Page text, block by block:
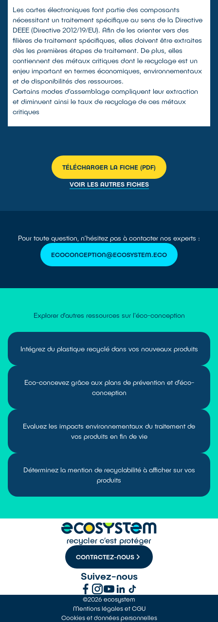
Les cartes électroniques font partie des composants
nécessitant un traitement spécifique au sens de la Directive
DEEE (Directive 2012/19/EU). Afin de les orienter vers des
filières de traitement spécifiques, elles doivent être extraites
dès les premières étapes de traitement. De plus, elles
contiennent des métaux critiques dont le recyclage est un
enjeu important en termes économiques, environnementaux
et de disponibilités des ressources.
Certains modes d’assemblage compliquent leur extraction
et diminuent ainsi le taux de recyclage de ces métaux
critiques
TÉLÉCHARGER LA FICHE (PDF)
VOIR LES AUTRES FICHES
Pour toute question, n’hésitez pas à contacter nos experts :
ECOCONCEPTION@ECOSYSTEM.ECO
Explorer d’autres ressources sur l'éco-conception
Intégrez du plastique recyclé dans vos nouveaux produits
Eco-concevez grâce aux plans de prévention et d’éco-
conception
Evaluez les impacts environnementaux du traitement de
vos produits en fin de vie
Déterminez la mention de recyclabilité à afficher sur vos
produits
CONTACTEZ-NOUS
Suivez-nous
©2026 ecosystem
Mentions légales et CGU
Cookies et données personnelles